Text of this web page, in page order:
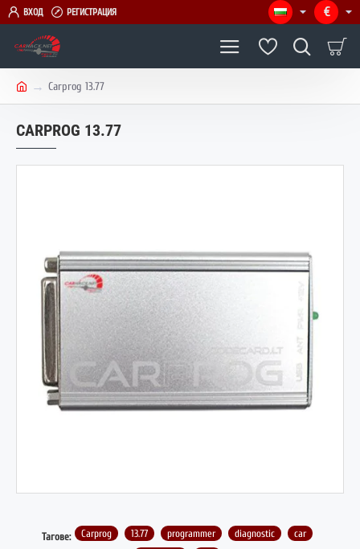
ВХОД РЕГИСТРАЦИЯ €
m
e
Carprog 13.77
CARPROG 13.77
Тагове: Carprog 13.77 programmer diagnostic
car